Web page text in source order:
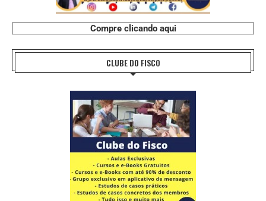
Compre clicando aqui
CLUBE DO FISCO